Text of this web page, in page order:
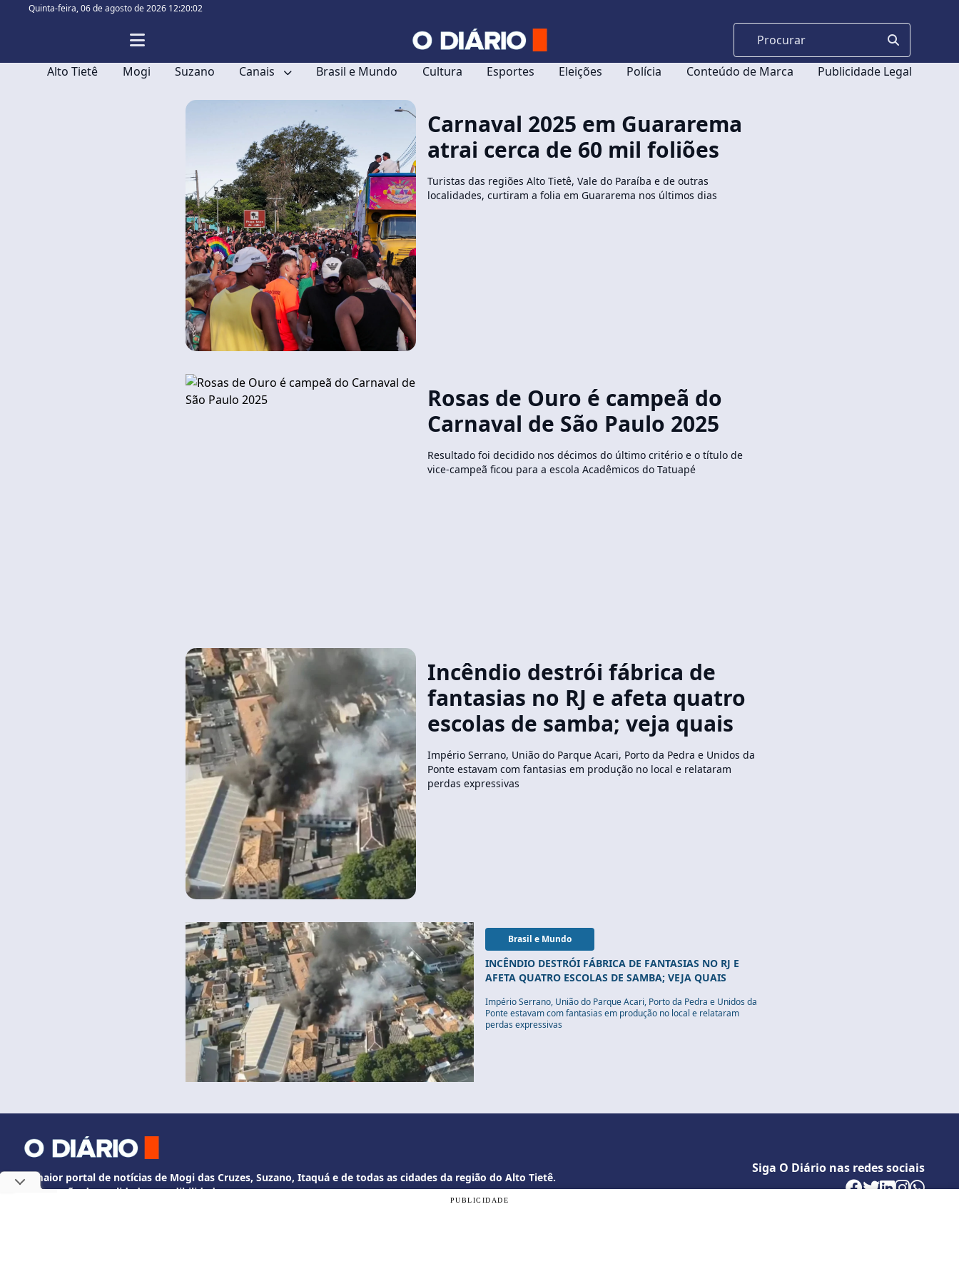
Quinta-feira,06 de agosto de 2026 12:20:03
Alto Tietê Mogi Suzano Canais Brasil e Mundo Cultura Esportes Eleições Polícia Conteúdo de Marca Publicidade Legal
Carnaval 2025 em Guararema
atrai cerca de 60 mil foliões
Turistas das regiões Alto Tietê, Vale do Paraíba e de outras
localidades, curtiram a folia em Guararema nos últimos dias
Rosas de Ouro é campeã do
Carnaval de São Paulo 2025
Resultado foi decidido nos décimos do último critério e o título de
vice-campeã ficou para a escola Acadêmicos do Tatuapé
Incêndio destrói fábrica de
fantasias no RJ e afeta quatro
escolas de samba; veja quais
Império Serrano, União do Parque Acari, Porto da Pedra e Unidos da
Ponte estavam com fantasias em produção no local e relataram
perdas expressivas
Brasil e Mundo
INCÊNDIO DESTRÓI FÁBRICA DE FANTASIAS NO RJ E
AFETA QUATRO ESCOLAS DE SAMBA; VEJA QUAIS
Império Serrano, União do Parque Acari, Porto da Pedra e Unidos da
Ponte estavam com fantasias em produção no local e relataram
perdas expressivas
O maior portal de notícias de Mogi das Cruzes, Suzano, Itaquá e de todas as cidades da região do Alto Tietê.
Informação de qualidade e credibilidade.
Siga O Diário nas redes sociais
PUBLICIDADE